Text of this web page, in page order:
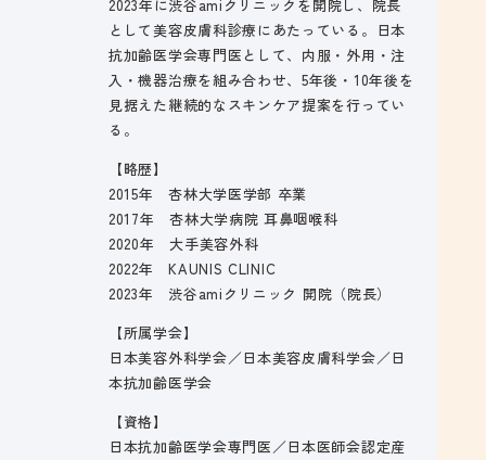
2023年に渋谷amiクリニックを開院し、院長
として美容皮膚科診療にあたっている。日本
抗加齢医学会専門医として、内服・外用・注
入・機器治療を組み合わせ、5年後・10年後を
見据えた継続的なスキンケア提案を行ってい
る。
【略歴】
2015年 杏林大学医学部 卒業
2017年 杏林大学病院 耳鼻咽喉科
2020年 大手美容外科
2022年 KAUNIS CLINIC
2023年 渋谷amiクリニック 開院（院長）
【所属学会】
日本美容外科学会／日本美容皮膚科学会／日
本抗加齢医学会
【資格】
日本抗加齢医学会専門医／日本医師会認定産